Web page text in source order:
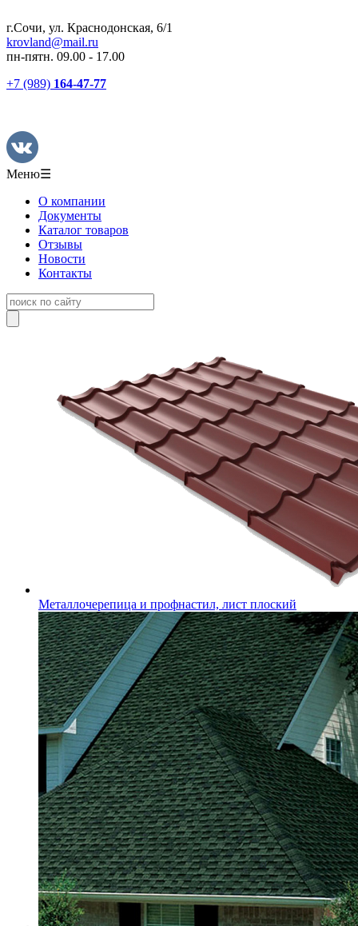
г.Сочи, ул. Краснодонская, 6/1
krovland@mail.ru
пн-пятн. 09.00 - 17.00
+7 (989) 164-47-77
Меню☰
О компании
Документы
Каталог товаров
Отзывы
Новости
Контакты
Металлочерепица и профнастил, лист плоский